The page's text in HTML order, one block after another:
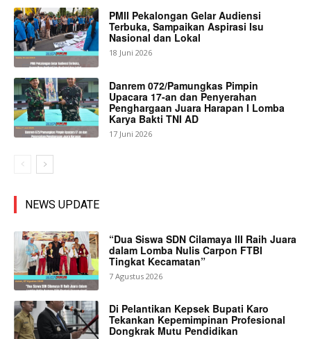
PMII Pekalongan Gelar Audiensi
Terbuka, Sampaikan Aspirasi Isu
Nasional dan Lokal
18 Juni 2026
Danrem 072/Pamungkas Pimpin
Upacara 17-an dan Penyerahan
Penghargaan Juara Harapan I Lomba
Karya Bakti TNI AD
17 Juni 2026
NEWS UPDATE
“Dua Siswa SDN Cilamaya III Raih Juara
dalam Lomba Nulis Carpon FTBI
Tingkat Kecamatan”
7 Agustus 2026
Di Pelantikan Kepsek Bupati Karo
Tekankan Kepemimpinan Profesional
Dongkrak Mutu Pendidikan